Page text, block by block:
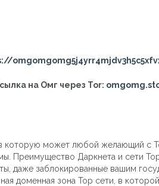
на Омг через Tor:
в которую может любой желающий с
Преимущество Даркнета и сети
даже заблокированные вашим
доменная зона Тор сети, в